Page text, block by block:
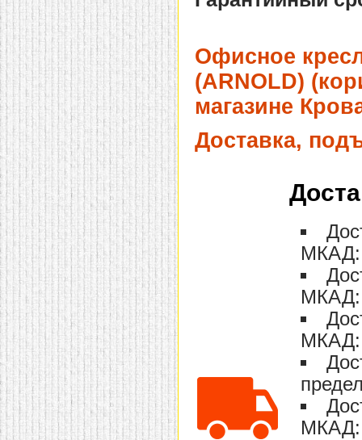
домашнем использовании.
Эта мебель имеет
некоторые преимущества
перед той же стенкой для
гостиной, к примеру,
поскольку она более
легкая и не загромождает
пространство. В спальне
этот предмет можно
поставить у изголовья
кровати, чтобы заполнить
пустующее там
место. Также стеллажи
очень часто используют в
качестве разграничителей
комнаты, например, на
рабочую зону и
пространство для отдыха.
Особенно это актуально
для однокомнатных
квартир.
Офисное
(ARNOLD)
магазине
Доставка,
МКАД:
МКАД:
МКАД:
МКАД: